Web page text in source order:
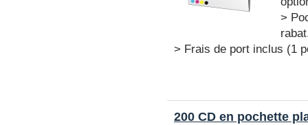
>
> Frais de port inclus (1
200 CD en pochette